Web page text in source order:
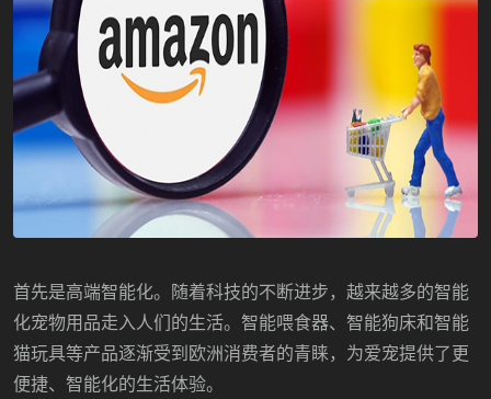
首先是高端智能化。随着科技的不断进步，越来越多的智能
化宠物用品走入人们的生活。智能喂食器、智能狗床和智能
猫玩具等产品逐渐受到欧洲消费者的青睐，为爱宠提供了更
便捷、智能化的生活体验。